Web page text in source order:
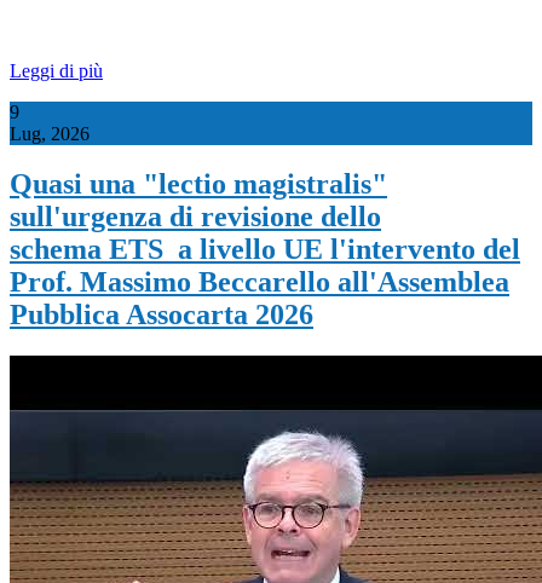
Leggi di più
9
Lug, 2026
Quasi una "lectio magistralis"
sull'urgenza di revisione dello
schema ETS a livello UE l'intervento del
Prof. Massimo Beccarello all'Assemblea
Pubblica Assocarta 2026